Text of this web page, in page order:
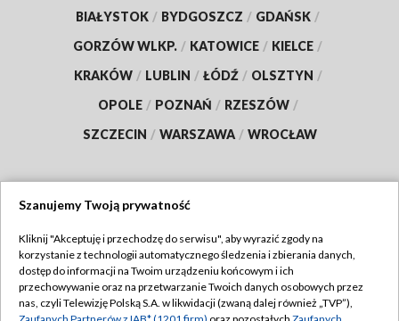
BIAŁYSTOK / BYDGOSZCZ / GDAŃSK /
GORZÓW WLKP. / KATOWICE / KIELCE /
KRAKÓW / LUBLIN / ŁÓDŹ / OLSZTYN /
OPOLE / POZNAŃ / RZESZÓW /
SZCZECIN / WARSZAWA / WROCŁAW
TVP
Abonament TVP
Emisja w TVP
Regulamin TVP
Szanujemy Twoją prywatność
Kliknij "Akceptuję i przechodzę do serwisu", aby wyrazić zgody na
korzystanie z technologii automatycznego śledzenia i zbierania danych,
dostęp do informacji na Twoim urządzeniu końcowym i ich
przechowywanie oraz na przetwarzanie Twoich danych osobowych przez
nas, czyli Telewizję Polską S.A. w likwidacji (zwaną dalej również „TVP”),